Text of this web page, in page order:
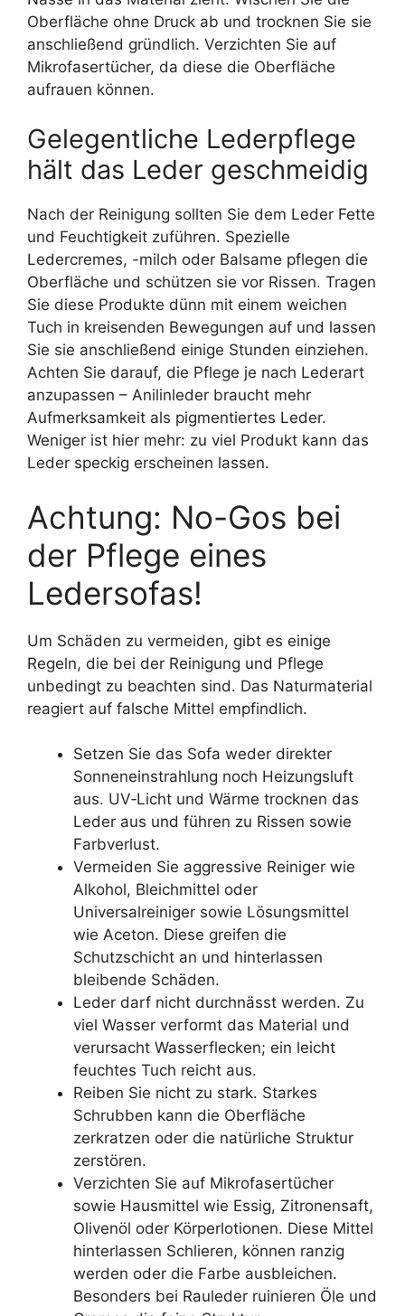
Oberfläche ohne Druck ab und trocknen Sie sie
anschließend gründlich. Verzichten Sie auf
Mikrofasertücher, da diese die Oberfläche
aufrauen können.
Gelegentliche Lederpflege
hält das Leder geschmeidig
Nach der Reinigung sollten Sie dem Leder Fette
und Feuchtigkeit zuführen. Spezielle
Ledercremes, -milch oder Balsame pflegen die
Oberfläche und schützen sie vor Rissen. Tragen
Sie diese Produkte dünn mit einem weichen
Tuch in kreisenden Bewegungen auf und lassen
Sie sie anschließend einige Stunden einziehen.
Achten Sie darauf, die Pflege je nach Lederart
anzupassen – Anilinleder braucht mehr
Aufmerksamkeit als pigmentiertes Leder.
Weniger ist hier mehr: zu viel Produkt kann das
Leder speckig erscheinen lassen.
Achtung: No-Gos bei
der Pflege eines
Ledersofas!
Um Schäden zu vermeiden, gibt es einige
Regeln, die bei der Reinigung und Pflege
unbedingt zu beachten sind. Das Naturmaterial
reagiert auf falsche Mittel empfindlich.
Setzen Sie das Sofa weder direkter
Sonneneinstrahlung noch Heizungsluft
aus. UV‑Licht und Wärme trocknen das
Leder aus und führen zu Rissen sowie
Farbverlust.
Vermeiden Sie aggressive Reiniger wie
Alkohol, Bleichmittel oder
Universalreiniger sowie Lösungsmittel
wie Aceton. Diese greifen die
Schutzschicht an und hinterlassen
bleibende Schäden.
Leder darf nicht durchnässt werden. Zu
viel Wasser verformt das Material und
verursacht Wasserflecken; ein leicht
feuchtes Tuch reicht aus.
Reiben Sie nicht zu stark. Starkes
Schrubben kann die Oberfläche
zerkratzen oder die natürliche Struktur
zerstören.
Verzichten Sie auf Mikrofasertücher
sowie Hausmittel wie Essig, Zitronensaft,
Olivenöl oder Körperlotionen. Diese Mittel
hinterlassen Schlieren, können ranzig
werden oder die Farbe ausbleichen.
Besonders bei Rauleder ruinieren Öle und